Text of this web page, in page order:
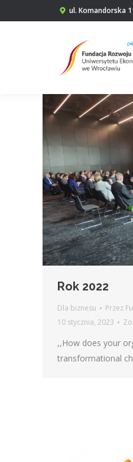
ul. Komandorska
Rok 2022
Dla biznesu Przez
10 stycznia, 2023
,,How does your
transformational